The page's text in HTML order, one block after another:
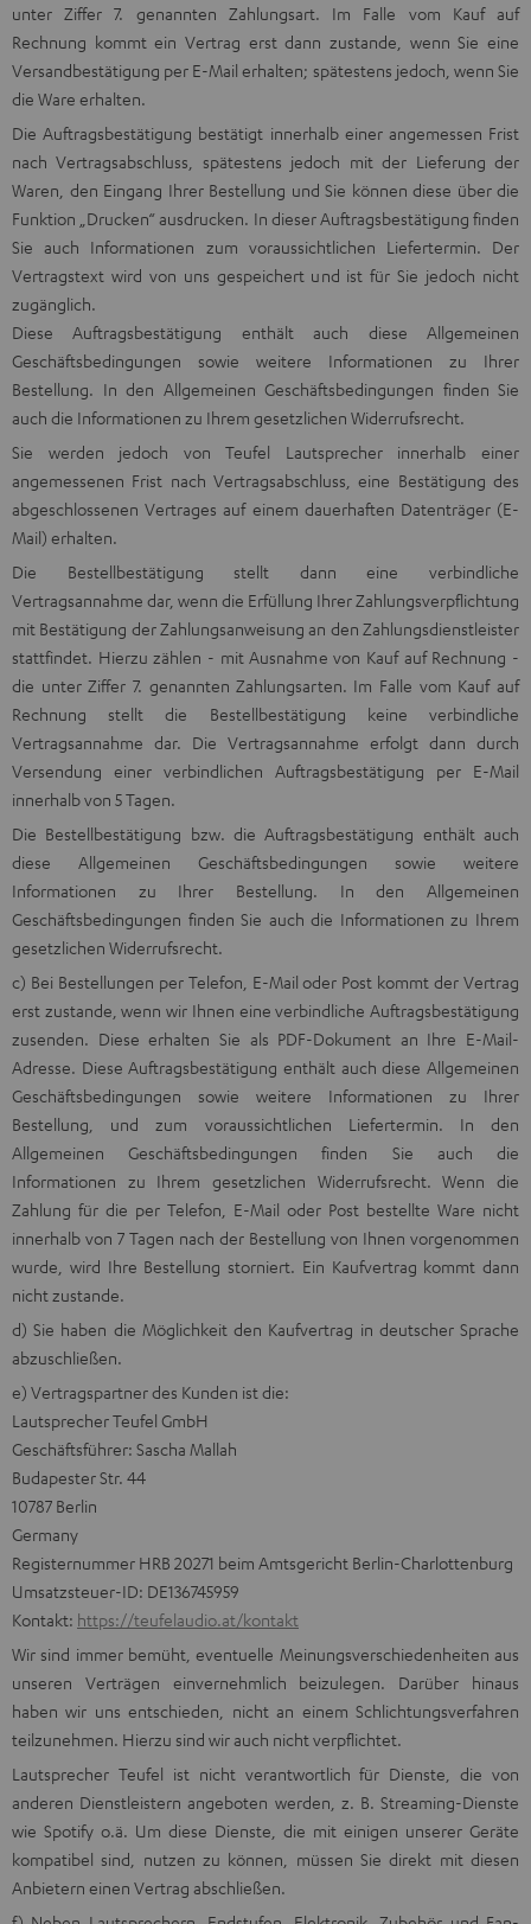
unter Ziffer 7. genannten Zahlungsart. Im Falle vom Kauf auf
Rechnung kommt ein Vertrag erst dann zustande, wenn Sie eine
Versandbestätigung per E-Mail erhalten; spätestens jedoch, wenn Sie
die Ware erhalten.
Die Auftragsbestätigung bestätigt innerhalb einer angemessen Frist
nach Vertragsabschluss, spätestens jedoch mit der Lieferung der
Waren, den Eingang Ihrer Bestellung und Sie können diese über die
Funktion „Drucken“ ausdrucken. In dieser Auftragsbestätigung finden
Sie auch Informationen zum voraussichtlichen Liefertermin. Der
Vertragstext wird von uns gespeichert und ist für Sie jedoch nicht
zugänglich.
Diese Auftragsbestätigung enthält auch diese Allgemeinen
Geschäftsbedingungen sowie weitere Informationen zu Ihrer
Bestellung. In den Allgemeinen Geschäftsbedingungen finden Sie
auch die Informationen zu Ihrem gesetzlichen Widerrufsrecht.
Sie werden jedoch von Teufel Lautsprecher innerhalb einer
angemessenen Frist nach Vertragsabschluss, eine Bestätigung des
abgeschlossenen Vertrages auf einem dauerhaften Datenträger (E-
Mail) erhalten.
Die Bestellbestätigung stellt dann eine verbindliche
Vertragsannahme dar, wenn die Erfüllung Ihrer Zahlungsverpflichtung
mit Bestätigung der Zahlungsanweisung an den Zahlungsdienstleister
stattfindet. Hierzu zählen - mit Ausnahme von Kauf auf Rechnung -
die unter Ziffer 7. genannten Zahlungsarten. Im Falle vom Kauf auf
Rechnung stellt die Bestellbestätigung keine verbindliche
Vertragsannahme dar. Die Vertragsannahme erfolgt dann durch
Versendung einer verbindlichen Auftragsbestätigung per E-Mail
innerhalb von 5 Tagen.
Die Bestellbestätigung bzw. die Auftragsbestätigung enthält auch
diese Allgemeinen Geschäftsbedingungen sowie weitere
Informationen zu Ihrer Bestellung. In den Allgemeinen
Geschäftsbedingungen finden Sie auch die Informationen zu Ihrem
gesetzlichen Widerrufsrecht.
c) Bei Bestellungen per Telefon, E-Mail oder Post kommt der Vertrag
erst zustande, wenn wir Ihnen eine verbindliche Auftragsbestätigung
zusenden. Diese erhalten Sie als PDF-Dokument an Ihre E-Mail-
Adresse. Diese Auftragsbestätigung enthält auch diese Allgemeinen
Geschäftsbedingungen sowie weitere Informationen zu Ihrer
Bestellung, und zum voraussichtlichen Liefertermin. In den
Allgemeinen Geschäftsbedingungen finden Sie auch die
Informationen zu Ihrem gesetzlichen Widerrufsrecht. Wenn die
Zahlung für die per Telefon, E-Mail oder Post bestellte Ware nicht
innerhalb von 7 Tagen nach der Bestellung von Ihnen vorgenommen
wurde, wird Ihre Bestellung storniert. Ein Kaufvertrag kommt dann
nicht zustande.
d) Sie haben die Möglichkeit den Kaufvertrag in deutscher Sprache
abzuschließen.
e) Vertragspartner des Kunden ist die:
Lautsprecher Teufel GmbH
Geschäftsführer: Sascha Mallah
Budapester Str. 44
10787 Berlin
Germany
Registernummer HRB 20271 beim Amtsgericht Berlin-Charlottenburg
Umsatzsteuer-ID: DE136745959
Kontakt: https://teufelaudio.at/kontakt
Wir sind immer bemüht, eventuelle Meinungsverschiedenheiten aus
unseren Verträgen einvernehmlich beizulegen. Darüber hinaus
haben wir uns entschieden, nicht an einem Schlichtungsverfahren
teilzunehmen. Hierzu sind wir auch nicht verpflichtet.
Lautsprecher Teufel ist nicht verantwortlich für Dienste, die von
anderen Dienstleistern angeboten werden, z. B. Streaming-Dienste
wie Spotify o.ä. Um diese Dienste, die mit einigen unserer Geräte
kompatibel sind, nutzen zu können, müssen Sie direkt mit diesen
Anbietern einen Vertrag abschließen.